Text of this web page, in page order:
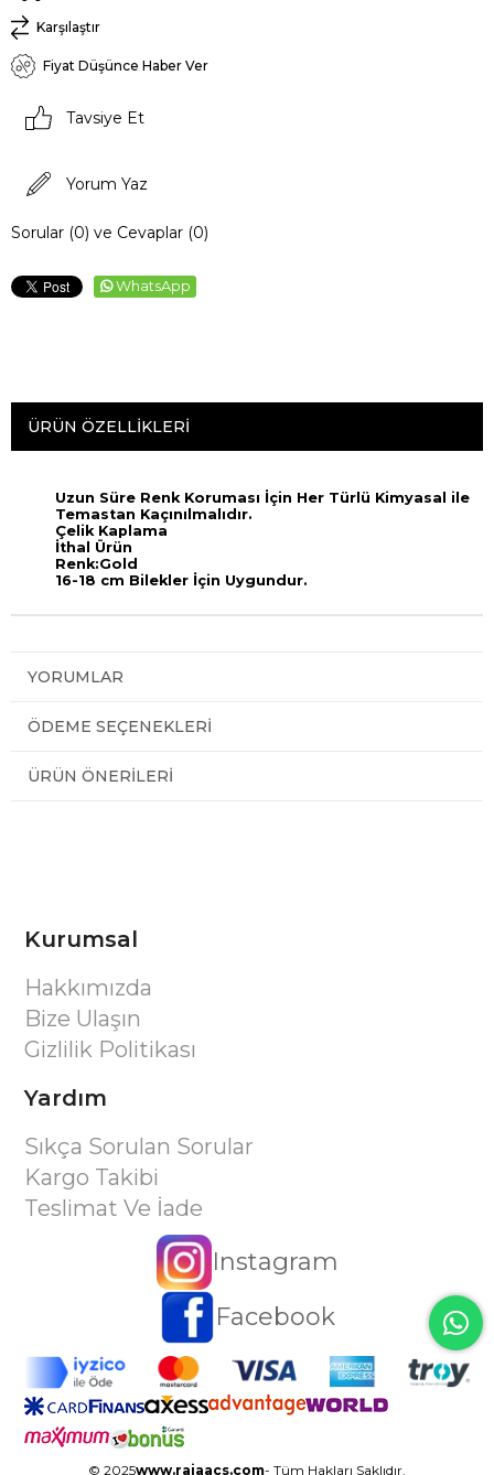
Karşılaştır
Fiyat Düşünce Haber Ver
Tavsiye Et
Yorum Yaz
Sorular (0) ve Cevaplar (0)
WhatsApp
ÜRÜN ÖZELLIKLERI
Uzun Süre Renk Koruması İçin Her Türlü Kimyasal ile
Temastan Kaçınılmalıdır.
Çelik Kaplama
İthal Ürün
Renk:Gold
16-18 cm Bilekler İçin Uygundur.
YORUMLAR
ÖDEME SEÇENEKLERI
ÜRÜN ÖNERILERI
Kurumsal
Hakkımızda
Bize Ulaşın
Gizlilik Politikası
Yardım
Sıkça Sorulan Sorular
Kargo Takibi
Teslimat Ve İade
Instagram
Facebook
© 2025www.rajaacs.com- Tüm Hakları Saklıdır.